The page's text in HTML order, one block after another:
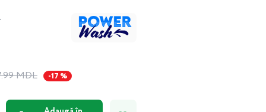
MDL -17 %